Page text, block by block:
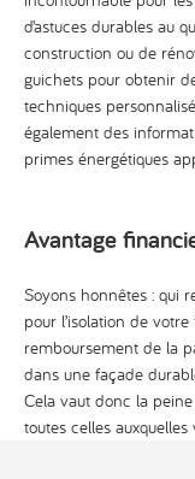
d’astuces durables au
construction ou de
guichets pour obtenir
techniques
également des
primes énergétiques
Avantage
Soyons honnêtes : qui
pour l’isolation de
remboursement de la
dans une façade
Cela vaut donc la
toutes celles